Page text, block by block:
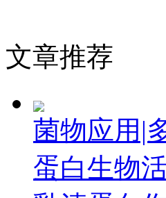
文章推荐
菌物应用|
蛋白生物